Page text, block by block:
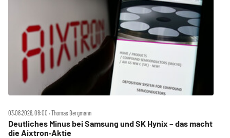
03.08.2026, 08:00 ‧ Thomas Bergmann
Deutliches Minus bei Samsung und SK Hynix – das macht
die Aixtron‑Aktie